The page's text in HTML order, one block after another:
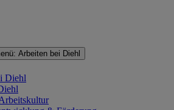
Arbeiten bei Diehl
Diehl